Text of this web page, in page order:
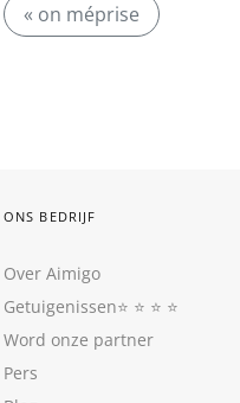
« on méprise
ONS BEDRIJF
Over Aimigo
Getuigenissen⭐️ ⭐️ ⭐️ ⭐️
Word onze partner
Pers